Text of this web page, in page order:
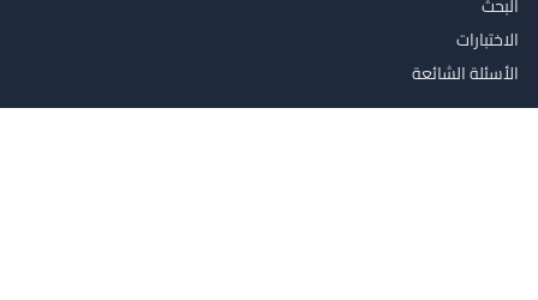
الاختبارات
الأسئلة الشائعة